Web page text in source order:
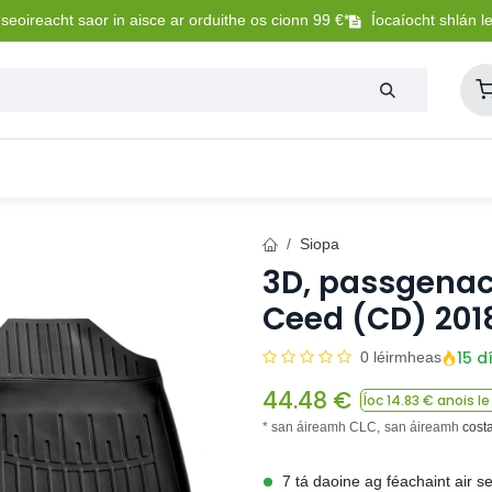
saor in aisce ar orduithe os cionn 99 €* Íocaíocht shlán
Siopa
3D,
Ceed (CD)
0 léirmheas 15
44.48 € Íoc14.83 € anois le
* san áireamh CLC, san áireamh
7 tá daoine ag féachaint air